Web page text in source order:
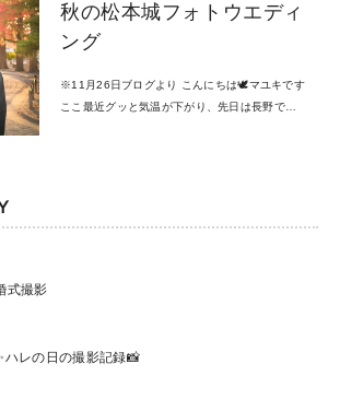
ド
グ
せ
ポリシー
秋の松本城フォトウエディ
ング
※11月26日ブログより こんにちは🕊マユキです
ここ最近グッと気温が下がり、先日は長野で…
式撮影
ハレの日の撮影記録📸